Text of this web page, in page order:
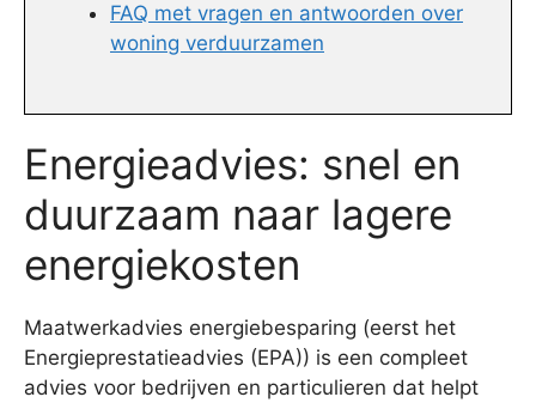
FAQ met vragen en antwoorden over
woning verduurzamen
Energieadvies: snel en
duurzaam naar lagere
energiekosten
Maatwerkadvies energiebesparing (eerst het
Energieprestatieadvies (EPA)) is een compleet
advies voor bedrijven en particulieren dat helpt